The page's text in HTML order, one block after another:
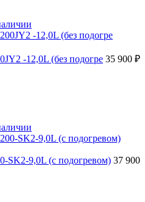
-12,0L (без подогре 35 900 ₽
SK2-9,0L (с подогревом) 37 900